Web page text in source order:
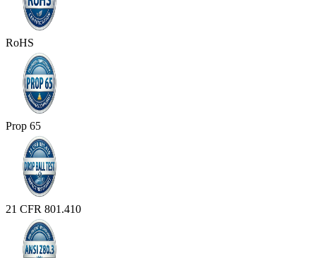
RoHS
Prop 65
21 CFR 801.410